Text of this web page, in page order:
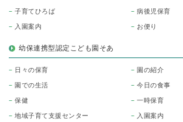
子育てひろば 病後児保育
入園案内 お便り
幼保連携型認定こども園そあ
日々の保育 園の紹介
園での生活 今日の食事
保健 一時保育
地域子育て支援センター 入園案内